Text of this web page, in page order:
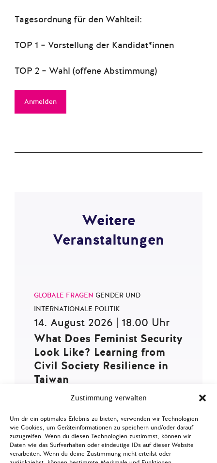
Zustimmung verwalten
Um dir ein optimales Erlebnis zu bieten, verwenden wir Technologien
wie Cookies, um Geräteinformationen zu speichern und/oder darauf
zuzugreifen. Wenn du diesen Technologien zustimmst, können wir
Daten wie das Surfverhalten oder eindeutige IDs auf dieser Website
verarbeiten. Wenn du deine Zustimmung nicht erteilst oder
Tagesordnung für den Wahlteil:
TOP 1 – Vorstellung der Kandidat*innen
TOP 2 – Wahl (offene Abstimmung)
Anmelden
Weitere
Veranstaltungen
GLOBALE FRAGEN GENDER UND
INTERNATIONALE POLITIK
14. August 2026 | 18.00 Uhr
What Does Feminist Security
Look Like? Learning from
Civil Society Resilience in
Taiwan
GLOBALE FRAGENDIGITALISIERUNG UND